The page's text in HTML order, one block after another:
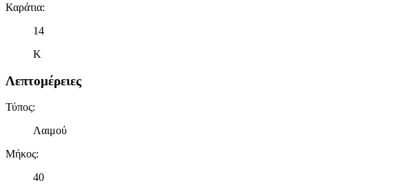
Καράτια:
14
Κ
Λεπτομέρειες
Τύπος:
Λαιμού
Μήκος:
40